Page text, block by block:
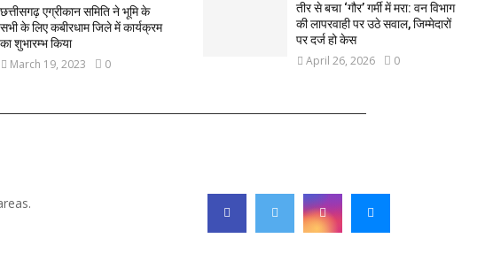
छत्तीसगढ़ एग्रीकान समिति ने भूमि के
सभी के लिए कबीरधाम जिले में कार्यक्रम
का शुभारम्भ किया
March 19, 2023 0
तीर से बचा ‘गौर’ गर्मी में मरा: वन विभाग
की लापरवाही पर उठे सवाल, जिम्मेदारों
पर दर्ज हो केस
April 26, 2026 0